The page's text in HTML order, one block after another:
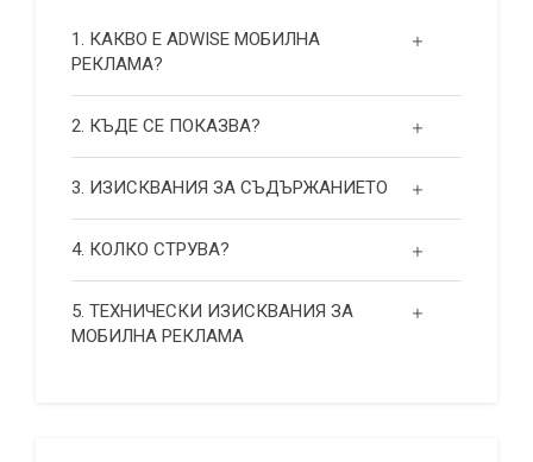
1. КАКВО Е ADWISE МОБИЛНА
РЕКЛАМА?
2. КЪДЕ СЕ ПОКАЗВА?
3. ИЗИСКВАНИЯ ЗА СЪДЪРЖАНИЕТО
4. КОЛКО СТРУВА?
5. ТЕХНИЧЕСКИ ИЗИСКВАНИЯ ЗА
МОБИЛНА РЕКЛАМА